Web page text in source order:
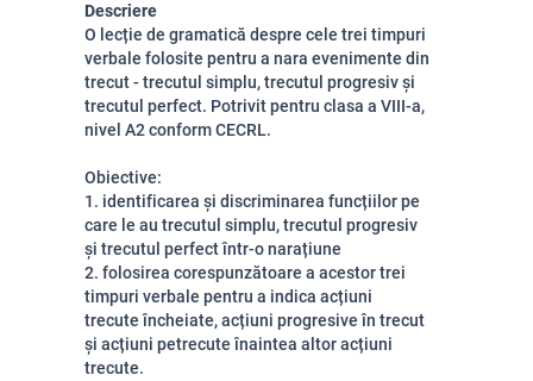
Descriere
O lecție de gramatică despre cele trei timpuri
verbale folosite pentru a nara evenimente din
trecut - trecutul simplu, trecutul progresiv și
trecutul perfect. Potrivit pentru clasa a VIII-a,
nivel A2 conform CECRL.
Obiective:
1. identificarea și discriminarea funcțiilor pe
care le au trecutul simplu, trecutul progresiv
și trecutul perfect într-o narațiune
2. folosirea corespunzătoare a acestor trei
timpuri verbale pentru a indica acțiuni
trecute încheiate, acțiuni progresive în trecut
și acțiuni petrecute înaintea altor acțiuni
trecute.